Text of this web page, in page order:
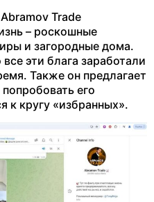
Trade
– роскошные
и загородные дома.
эти блага заработали
Также он предлагает
его
к кругу «избранных».